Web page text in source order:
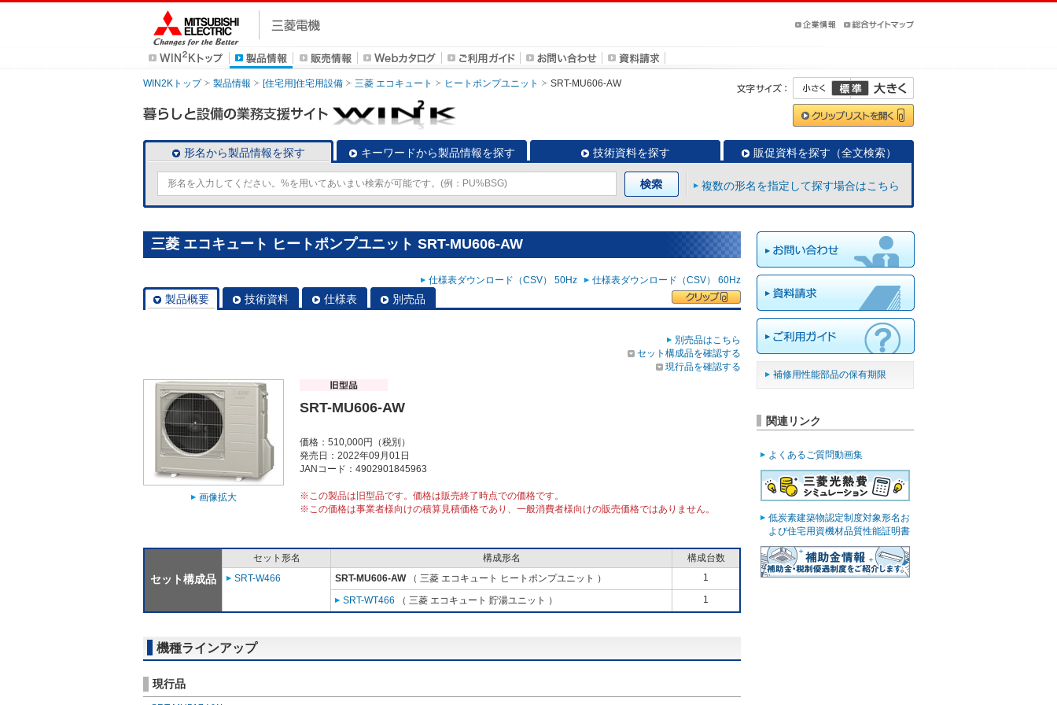
WIN2Kトップ 製品情報 [住宅用]住宅用設備 三菱 エコキュート ヒートポンプユニット SRT-MU606-AW
形名から製品情報を探す キーワードから製品情報を探す 技術資料を探す 販促資料を探す（全文検索）
複数の形名を指定して探す場合はこちら
三菱 エコキュート ヒートポンプユニット SRT-MU606-AW
仕様表ダウンロード（CSV） 50Hz 仕様表ダウンロード（CSV） 60Hz
製品概要 技術資料 仕様表 別売品
別売品はこちら
セット構成品を確認する
現行品を確認する
画像拡大
SRT-MU606-AW
価格：510,000円（税別）
発売日：2022年09月01日
JANコード：4902901845963
※この製品は旧型品です。価格は販売終了時点での価格です。
※この価格は事業者様向けの積算見積価格であり、一般消費者様向けの販売価格ではありません。
セット構成品
セット形名 構成形名
構成台数
SRT-W466
SRT-MU606-AW（ 三菱 エコキュート ヒートポンプユニット ） 1
SRT-WT466 （ 三菱 エコキュート 貯湯ユニット ） 1
機種ラインアップ
現行品
補修用性能部品の保有期限
関連リンク
よくあるご質問動画集
低炭素建築物認定制度対象形名お
よび住宅用資機材品質性能証明書